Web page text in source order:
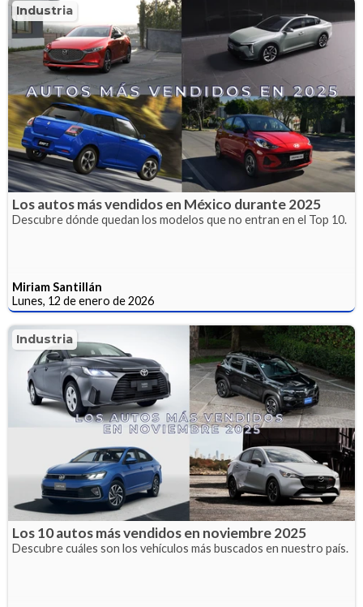
Industria
Los autos más vendidos en México durante 2025
Descubre dónde quedan los modelos que no entran en el Top 10.
Miriam Santillán
Lunes, 12 de enero de 2026
Industria
Los 10 autos más vendidos en noviembre 2025
Descubre cuáles son los vehículos más buscados en nuestro país.